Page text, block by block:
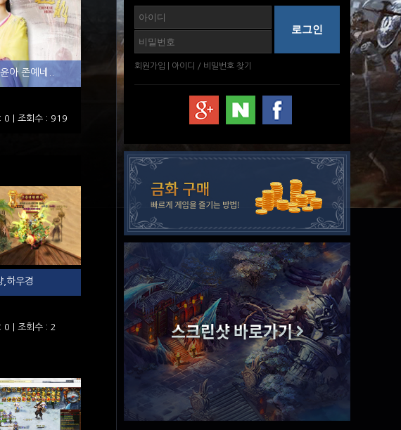
회원가입 아이디 / 비밀번호 찾기
아 존예네..
| 조회수 : 919
,하우경
| 조회수 : 2